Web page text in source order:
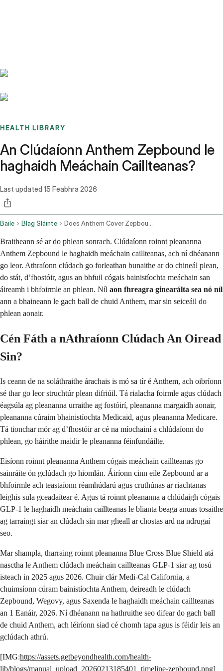
HEALTH LIBRARY
An Clúdaíonn Anthem Zepbound le
haghaidh Meáchain Caillteanas?
Last updated 15 Feabhra 2026
Baile Blag Sláinte Does Anthem Cover Zepbound For Weight Loss
Braitheann sé ar do phlean sonrach. Clúdaíonn roinnt pleananna
Anthem Zepbound le haghaidh meáchain caillteanas, ach ní dhéanann
go leor. Athraíonn clúdach go forleathan bunaithe ar do chineál plean,
do stát, d’fhostóir, agus an bhfuil cógais bainistíochta meáchain san
áireamh i bhfoirmle an phlean. Níl aon fhreagra ginearálta sea nó níl
ann a bhaineann le gach ball de chuid Anthem, mar sin seiceáil do
phlean aonair.
Cén Fáth a nAthraíonn Clúdach An Oiread
Sin?
Is ceann de na soláthraithe árachais is mó sa tír é Anthem, ach oibríonn
sé thar go leor struchtúr plean difriúil. Tá rialacha foirmle agus clúdach
éagsúla ag pleananna urraithe ag fostóirí, pleananna margaidh aonair,
pleananna cúraim bhainistíochta Medicaid, agus pleananna Medicare.
Tá tionchar mór ag d’fhostóir ar cé na míochainí a chlúdaíonn do
phlean, go háirithe maidir le pleananna féinfundáilte.
Eisíonn roinnt pleananna Anthem cógais meáchain caillteanas go
sainráite ón gclúdach go hiomlán. Áiríonn cinn eile Zepbound ar a
bhfoirmle ach teastaíonn réamhúdarú agus cruthúnas ar riachtanas
leighis sula gceadaítear é. Agus tá roinnt pleananna a chlúdaigh cógais
GLP-1 le haghaidh meáchain caillteanas le blianta beaga anuas tosaithe
ag tarraingt siar an clúdach sin mar gheall ar chostas ard na ndrugaí
seo.
Mar shampla, tharraing roinnt pleananna Blue Cross Blue Shield atá
nasctha le Anthem clúdach meáchain caillteanas GLP-1 siar ag tosú
isteach in 2025 agus 2026. Chuir clár Medi-Cal California, a
chuimsíonn cúram bainistíochta Anthem, deireadh le clúdach
Zepbound, Wegovy, agus Saxenda le haghaidh meáchain caillteanas
an 1 Eanáir, 2026. Ní dhéanann na hathruithe seo difear do gach ball
de chuid Anthem, ach léiríonn siad cé chomh tapa agus is féidir leis an
gclúdach athrú.
[IMG:https://assets.getbeyondhealth.com/health-
lib/blogs/manual_upload_20260213185401_timeline-zepbound.png]